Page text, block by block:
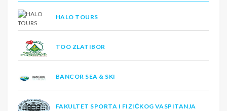
HALO TOURS
TOO ZLATIBOR
BANCOR SEA & SKI
FAKULTET SPORTA I FIZIČKOG VASPITANJA